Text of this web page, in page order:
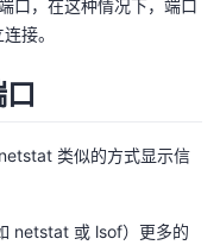
口，在这种情况下，端口
接。
类似的方式显示信
netstat 或 lsof）更多的